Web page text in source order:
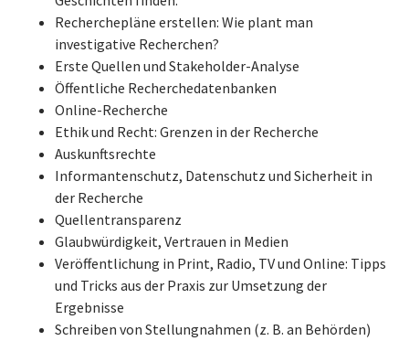
Recherchepläne erstellen: Wie plant man
investigative Recherchen?
Erste Quellen und Stakeholder-Analyse
Öffentliche Recherchedatenbanken
Online-Recherche
Ethik und Recht: Grenzen in der Recherche
Auskunftsrechte
Informantenschutz, Datenschutz und Sicherheit in
der Recherche
Quellentransparenz
Glaubwürdigkeit, Vertrauen in Medien
Veröffentlichung in Print, Radio, TV und Online: Tipps
und Tricks aus der Praxis zur Umsetzung der
Ergebnisse
Schreiben von Stellungnahmen (z. B. an Behörden)